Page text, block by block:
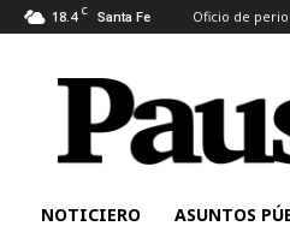
18.4 C Santa Fe Oficio de
Pausa
NOTICIERO ASUNTOS